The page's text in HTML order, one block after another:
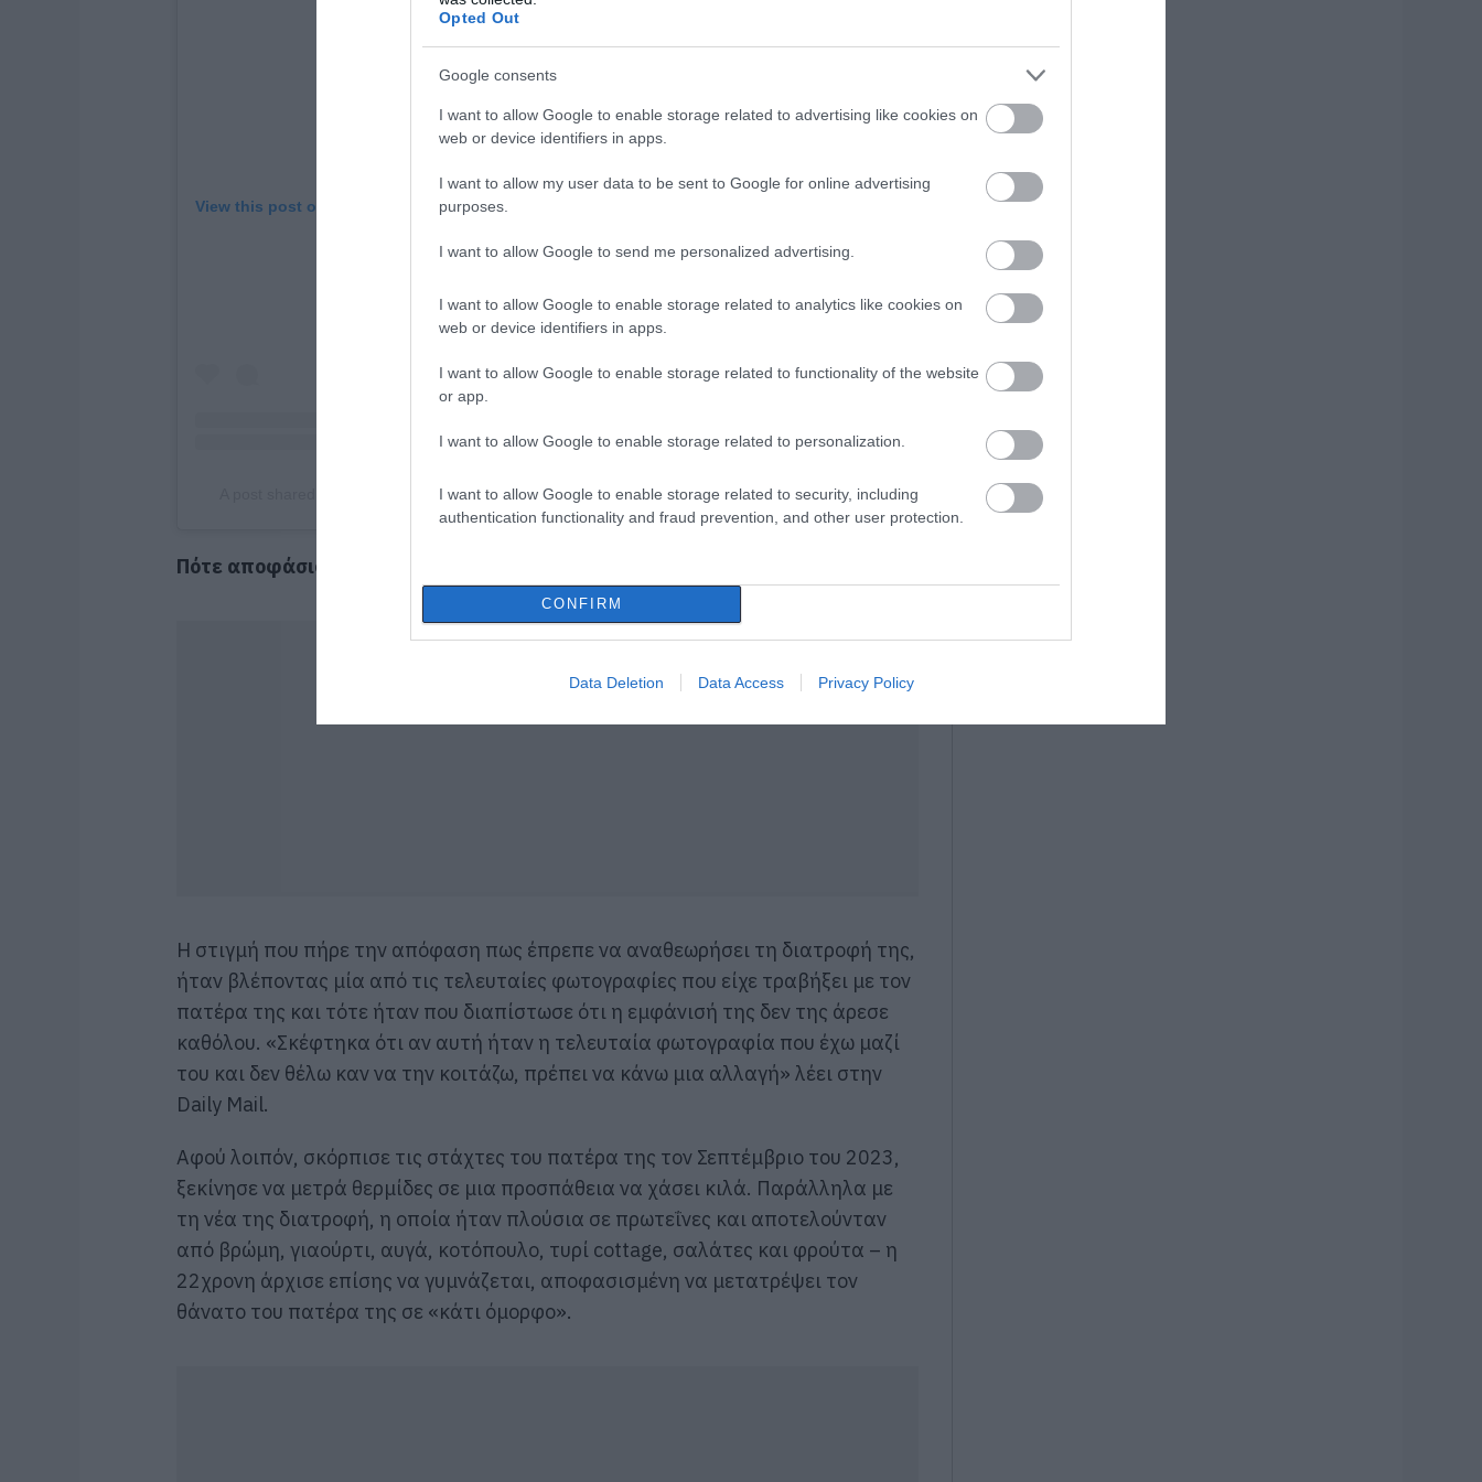
Opted Out
Google consents
I want to allow Google to enable storage related to advertising like cookies on
web or device identifiers in apps.
I want to allow my user data to be sent to Google for online advertising
purposes.
I want to allow Google to send me personalized advertising.
I want to allow Google to enable storage related to analytics like cookies on
web or device identifiers in apps.
I want to allow Google to enable storage related to functionality of the website
or app.
I want to allow Google to enable storage related to personalization.
I want to allow Google to enable storage related to security, including
authentication functionality and fraud prevention, and other user protection.
CONFIRM
Data Deletion Data Access Privacy Policy
View this post on Instagram
A post shared by Ellie Crabtree| ONLINE COACH (@elliecrabtree_fitness)
Πότε αποφάσισε να αλλάξει ζωή και να χάσει τα περιττά κιλά
Η στιγμή που πήρε την απόφαση πως έπρεπε να αναθεωρήσει τη διατροφή της,
ήταν βλέποντας μία από τις τελευταίες φωτογραφίες που είχε τραβήξει με τον
πατέρα της και τότε ήταν που διαπίστωσε ότι η εμφάνισή της δεν της άρεσε
καθόλου. «Σκέφτηκα ότι αν αυτή ήταν η τελευταία φωτογραφία που έχω μαζί
του και δεν θέλω καν να την κοιτάζω, πρέπει να κάνω μια αλλαγή» λέει στην
Daily Mail.
Αφού λοιπόν, σκόρπισε τις στάχτες του πατέρα της τον Σεπτέμβριο του 2023,
ξεκίνησε να μετρά θερμίδες σε μια προσπάθεια να χάσει κιλά. Παράλληλα με
τη νέα της διατροφή, η οποία ήταν πλούσια σε πρωτεΐνες και αποτελούνταν
από βρώμη, γιαούρτι, αυγά, κοτόπουλο, τυρί cottage, σαλάτες και φρούτα – η
22χρονη άρχισε επίσης να γυμνάζεται, αποφασισμένη να μετατρέψει τον
θάνατο του πατέρα της σε «κάτι όμορφο».
Δήμος της Εύβοιας
07.08.2026 | 20:00
Μητέρα και γιος οι
νεκροί από τη
φορτηγό